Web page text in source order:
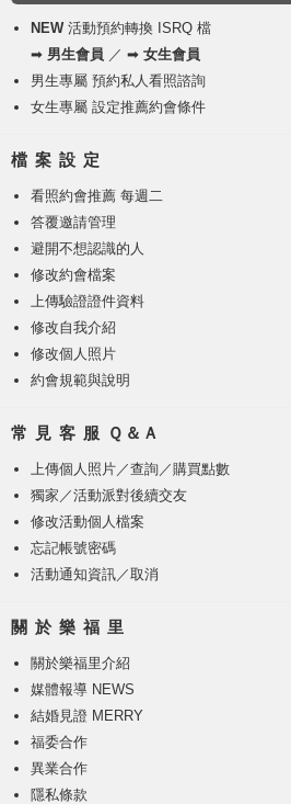
NEW活動預約轉換 ISRQ 檔
➡ 男生會員 ／ ➡ 女生會員
男生專屬 預約私人看照諮詢
女生專屬 設定推薦約會條件
檔 案 設 定
看照約會推薦 每週二
答覆邀請管理
避開不想認識的人
修改約會檔案
上傳驗證證件資料
修改自我介紹
修改個人照片
約會規範與說明
常 見 客 服 Ｑ＆Ａ
上傳個人照片／查詢／購買點數
獨家／活動派對後續交友
修改活動個人檔案
忘記帳號密碼
活動通知資訊／取消
關 於 樂 福 里
關於樂福里介紹
媒體報導 NEWS
結婚見證 MERRY
福委合作
異業合作
隱私條款